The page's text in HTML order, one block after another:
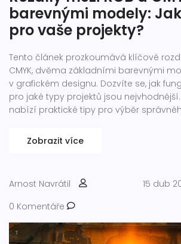
barevnými modely:
pro vaše projekty?
Tento článek prozkoumává klíčové
CMYK, dvěma základními barevnými
v grafickém designu. Dozvíte se, jak
pro jaké typy projektů jsou
nabízí praktické tipy pro výběr
médiu, s kterým pracujete.
Zobrazit více
Arnost Navrátil
15 dub
0 Komentáře